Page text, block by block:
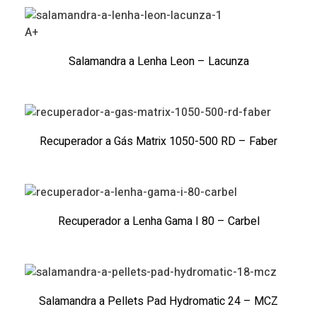
A+
Salamandra a Lenha Leon – Lacunza
Recuperador a Gás Matrix 1050-500 RD – Faber
Recuperador a Lenha Gama I 80 – Carbel
Salamandra a Pellets Pad Hydromatic 24 – MCZ